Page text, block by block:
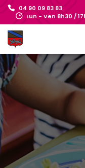
04 90 09 83 83
Lun - Ven 8h30 /